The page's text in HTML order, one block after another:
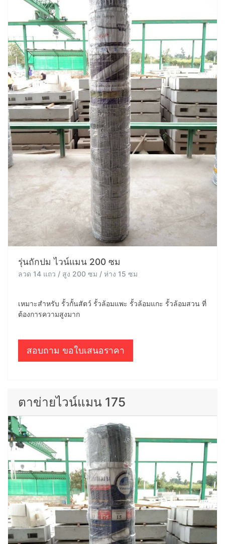
รุ่นถักปม ไวน์แมน 200 ซม
ลวด 14 แถว / สูง 200 ซม / ห่าง 15 ซม
เหมาะสำหรับ รั้วกั้นสัตว์ รั้วล้อมแพะ รั้วล้อมแกะ รั้วล้อมสวน ที่
ต้องการความสูงมาก
สอบถาม ขอใบเสนอราคา
ตาข่ายไวน์แมน 175